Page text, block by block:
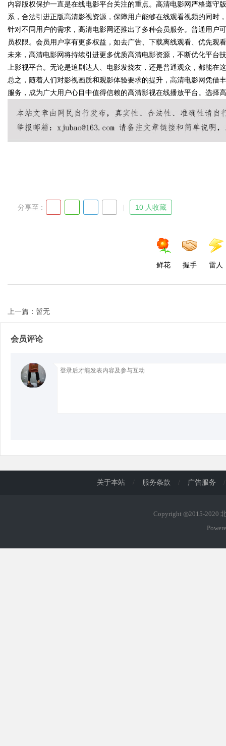
!
内容版权保护一直是在线电影平台关注的重点。高清电影网严格遵守
系，合法引进正版高清影视资源，保障用户能够在线观看视频的同时
针对不同用户的需求，高清电影网还推出了多种会员服务。普通用户
员权限。会员用户享有更多权益，如去广告、下载离线观看、优先观
未来，高清电影网将持续引进更多优质高清电影资源，不断优化平台
上影视平台。无论是追剧达人、电影发烧友，还是普通观众，都能在
总之，随着人们对影视画质和观影体验要求的提升，高清电影网凭借
服务，成为广大用户心目中值得信赖的高清影视在线播放平台。选择
分享至 : 10 人收藏
鲜花 握手 雷人
上一篇：暂无
会员评论
关于本站 / 服务条款 / 广告服务 /
Copyright ◎2015-2020